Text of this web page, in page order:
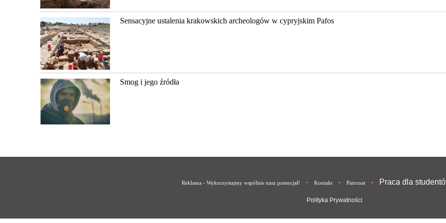
Sensacyjne ustalenia krakowskich archeologów w cypryjskim Pafos
Smog i jego źródła
Reklama - Wykorzystajmy wspólnie nasz potencjał! • Kontakt • Patronat • Praca dla
Polityka Prywatności